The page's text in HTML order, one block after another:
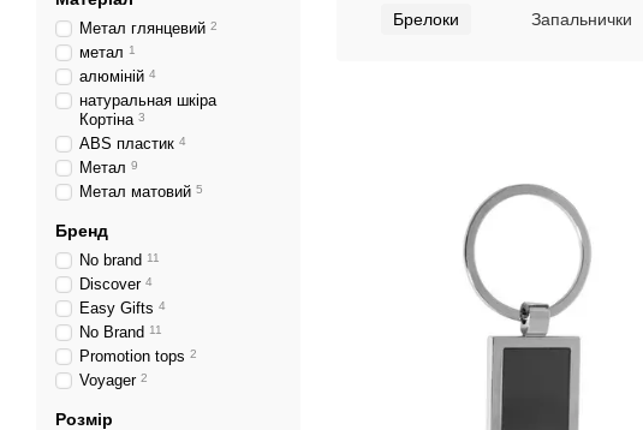
Брелоки Запальнички
Метал глянцевий 2
метал 1
алюміній 4
натуральная шкіра
Кортіна 3
ABS пластик 4
Метал 9
Метал матовий 5
Бренд
No brand 11
Discover 4
Easy Gifts 4
No Brand 11
Promotion tops 2
Voyager 2
Розмір